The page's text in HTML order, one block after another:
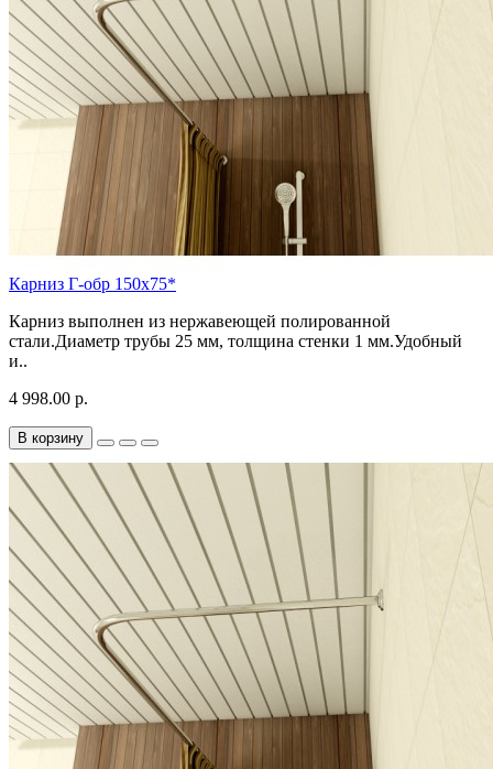
Карниз Г-обр 150х75*
Карниз выполнен из нержавеющей полированной
стали.Диаметр трубы 25 мм, толщина стенки 1 мм.Удобный
и..
4 998.00 р.
В корзину